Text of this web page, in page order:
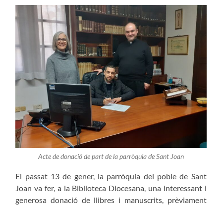
Acte de donació de part de la parròquia de Sant Joan
El passat 13 de gener, la parròquia del poble de Sant
Joan va fer, a la Biblioteca Diocesana, una interessant i
generosa donació de llibres i manuscrits, prèviament